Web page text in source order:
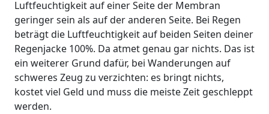
Luftfeuchtigkeit auf einer Seite der Membran
geringer sein als auf der anderen Seite. Bei Regen
beträgt die Luftfeuchtigkeit auf beiden Seiten deiner
Regenjacke 100%. Da atmet genau gar nichts. Das ist
ein weiterer Grund dafür, bei Wanderungen auf
schweres Zeug zu verzichten: es bringt nichts,
kostet viel Geld und muss die meiste Zeit geschleppt
werden.